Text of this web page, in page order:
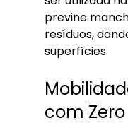
previne
resíduos,
superfícies.
com Zero